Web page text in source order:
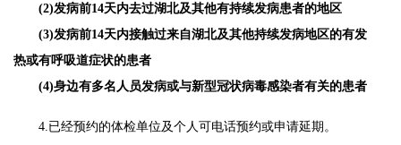
(2)发病前14天内去过湖北及其他有持续发病患者的地区
(3)发病前14天内接触过来自湖北及其他持续发病地区的有发
热或有呼吸道症状的患者
(4)身边有多名人员发病或与新型冠状病毒感染者有关的患者
4.已经预约的体检单位及个人可电话预约或申请延期。